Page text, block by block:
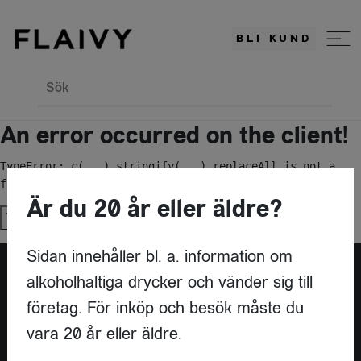
BLI KUND
Sök
An error occurred on the client!
TypeError: c(...).stringify(...).replaceAll is not a
function
Try again
Är du leverantör?
Är du 20 år eller äldre?
Sidan innehåller bl. a. information om
alkoholhaltiga drycker och vänder sig till
företag. För inköp och besök måste du
vara 20 år eller äldre.